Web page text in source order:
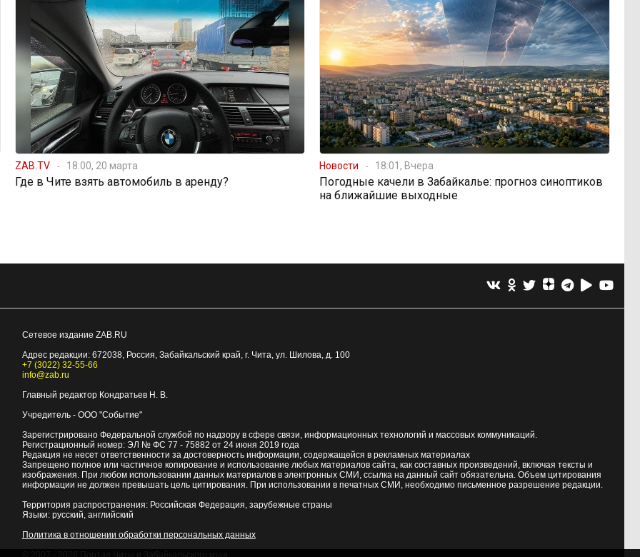
ZAB.TV 18:00, 20 марта
Где в Чите взять автомобиль в аренду?
Новости 18:01, Вчера
Погодные качели в Забайкалье: прогноз синоптиков
на ближайшие выходные
Сетевое издание ZAB.RU
Адрес редакции: 672038, Россия, Забайкальский край, г. Чита, ул. Шилова, д. 100
+7 (3022) 32-55-66
info@zab.ru
Главный редактор Кондратьев Н. В.
Учредитель - ООО "Событие"
Зарегистрировано Федеральной службой по надзору в сфере связи, информационных технологий и массовых коммуникаций.
Регистрационный номер: ЭЛ № ФС 77 - 75882 от 24 июня 2019 года
Редакция не несет ответственности за достоверность информации, содержащейся в рекламных материалах
Запрещено полное или частичное копирование и использование любых материалов сайта, как составных произведений, включая тексты и
изображения. При любом использовании данных материалов в электронных СМИ, ссылка на данный сайт обязательна. Объем цитирования
информации не должен превышать цель цитирования. При использовании в печатных СМИ, необходимо письменное разрешение редакции.
Территория распространения: Российская Федерация, зарубежные страны
Языки: русский, английский
Политика в отношении обработки персональных данных